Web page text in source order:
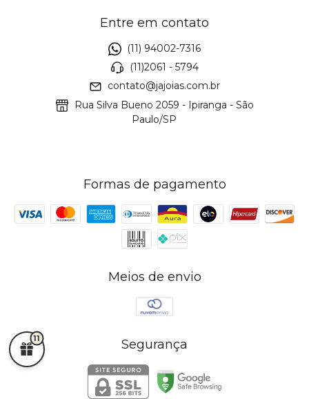
Entre em contato
(11) 94002-7316
(11)2061 - 5794
contato@jajoias.com.br
Rua Silva Bueno 2059 - Ipiranga - São
Paulo/SP
Formas de pagamento
Meios de envio
Segurança
11